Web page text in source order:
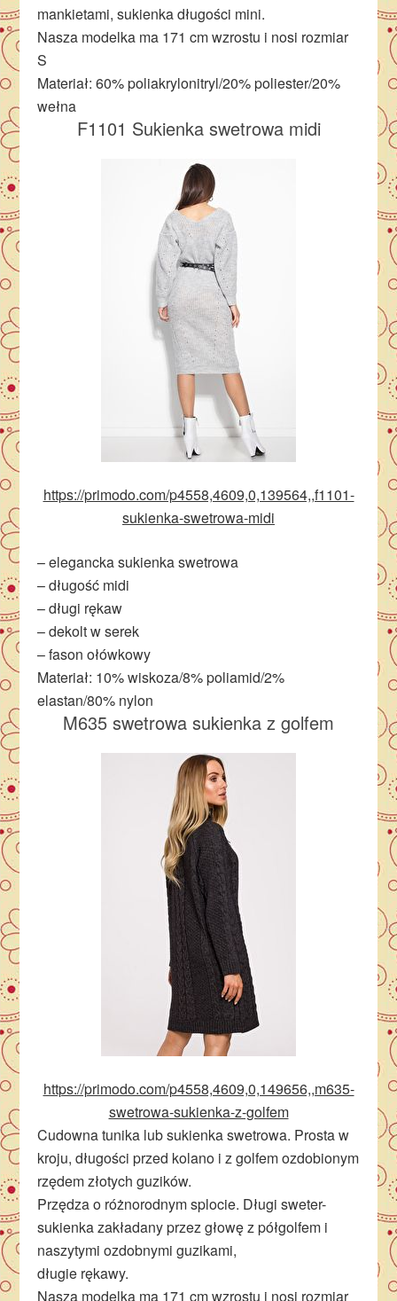
mankietami, sukienka długości mini.
Nasza modelka ma 171 cm wzrostu i nosi rozmiar
S
Materiał: 60% poliakrylonitryl/20% poliester/20%
wełna
F1101 Sukienka swetrowa midi
https://primodo.com/p4558,4609,0,139564,,f1101-
sukienka-swetrowa-midi
– elegancka sukienka swetrowa
– długość midi
– długi rękaw
– dekolt w serek
– fason ołówkowy
Materiał: 10% wiskoza/8% poliamid/2%
elastan/80% nylon
M635 swetrowa sukienka z golfem
https://primodo.com/p4558,4609,0,149656,,m635-
swetrowa-sukienka-z-golfem
Cudowna tunika lub sukienka swetrowa. Prosta w
kroju, długości przed kolano i z golfem ozdobionym
rzędem złotych guzików.
Przędza o różnorodnym splocie. Długi sweter-
sukienka zakładany przez głowę z półgolfem i
naszytymi ozdobnymi guzikami,
długie rękawy.
Nasza modelka ma 171 cm wzrostu i nosi rozmiar